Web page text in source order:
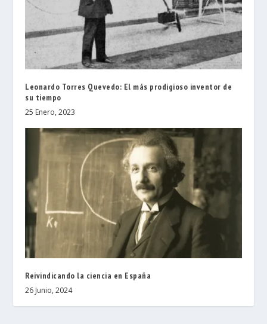
Leonardo Torres Quevedo: El más prodigioso inventor de
su tiempo
25 Enero, 2023
Reivindicando la ciencia en España
26 Junio, 2024